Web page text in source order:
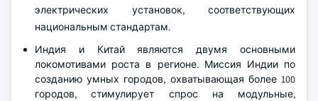
электрических установок, соответствующих
национальным стандартам.
Индия и Китай являются двумя основными
локомотивами роста в регионе. Миссия Индии по
созданию умных городов, охватывающая более 100
городов, стимулирует спрос на модульные,